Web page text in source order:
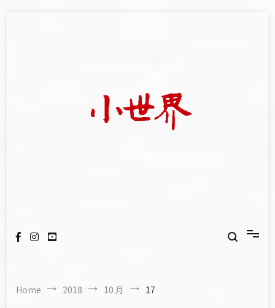
Home 2018 10 月 17